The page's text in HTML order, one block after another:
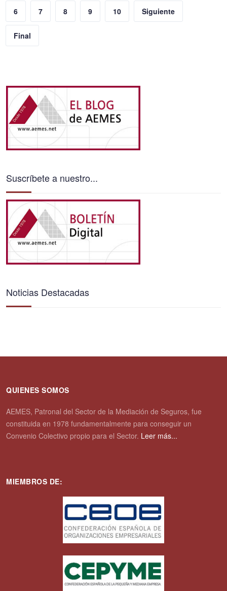
6 7 8 9 10 Siguiente
Final
Suscríbete a nuestro...
Noticias Destacadas
QUIENES SOMOS
AEMES, Patronal del Sector de la Mediación de Seguros, fue
constituida en 1978 fundamentalmente para conseguir un
Convenio Colectivo propio para el Sector. Leer más...
MIEMBROS DE: